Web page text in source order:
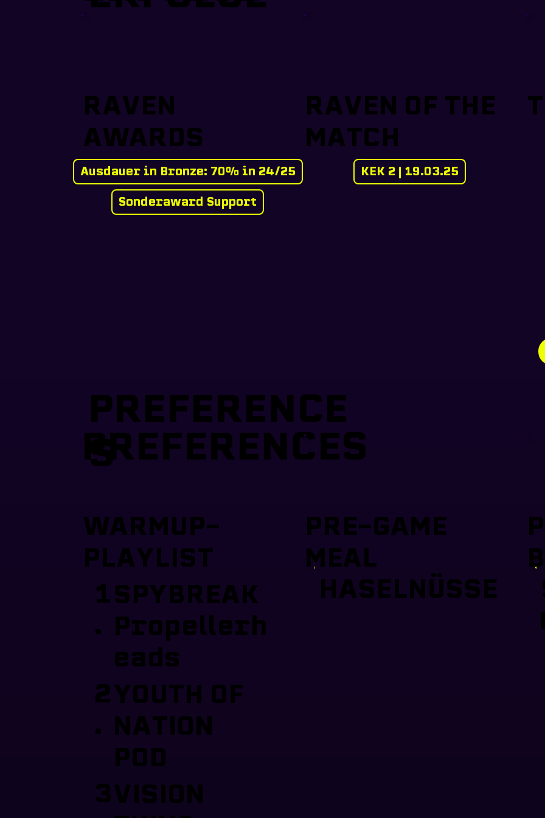
RAVEN
AWARDS
Ausdauer in Bronze: 70% in 24/25
Sonderaward Support
RAVEN OF THE
MATCH
KEK 2 | 19.03.25
PREFERENCES
PREFERENCE
S
WARMUP-
PLAYLIST
1
.
SPYBREAK
Propellerh
eads
2
.
YOUTH OF
NATION
POD
3VISION
PRE-GAME
MEAL
HASELNÜSSE